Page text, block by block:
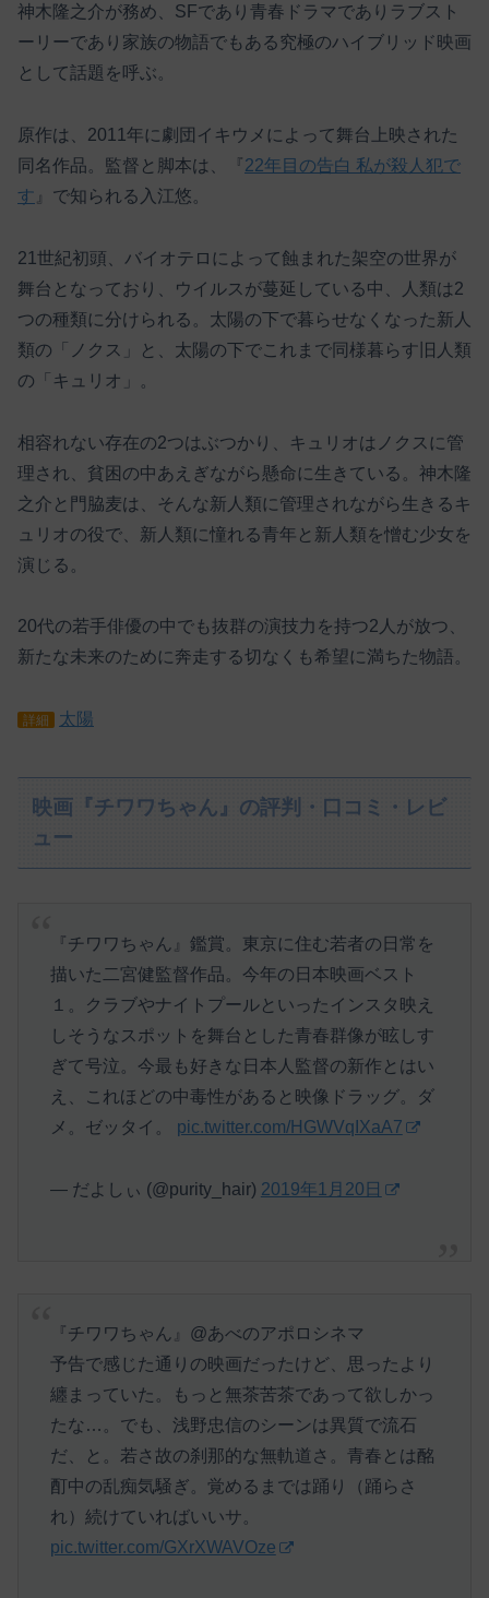
神木隆之介が務め、SFであり青春ドラマでありラブスト
ーリーであり家族の物語でもある究極のハイブリッド映画
として話題を呼ぶ。
原作は、2011年に劇団イキウメによって舞台上映された
同名作品。監督と脚本は、『22年目の告白 私が殺人犯で
す 』で知られる入江悠。
21世紀初頭、バイオテロによって蝕まれた架空の世界が
舞台となっており、ウイルスが蔓延している中、人類は2
つの種類に分けられる。太陽の下で暮らせなくなった新人
類の「ノクス」と、太陽の下でこれまで同様暮らす旧人類
の「キュリオ」。
相容れない存在の2つはぶつかり、キュリオはノクスに管
理され、貧困の中あえぎながら懸命に生きている。神木隆
之介と門脇麦は、そんな新人類に管理されながら生きるキ
ュリオの役で、新人類に憧れる青年と新人類を憎む少女を
演じる。
20代の若手俳優の中でも抜群の演技力を持つ2人が放つ、
新たな未来のために奔走する切なくも希望に満ちた物語。
詳細 太陽
映画『チワワちゃん』の評判・口コミ・レビ
ュー
『チワワちゃん』鑑賞。東京に住む若者の日常を
描いた二宮健監督作品。今年の日本映画ベスト
１。クラブやナイトプールといったインスタ映え
しそうなスポットを舞台とした青春群像が眩しす
ぎて号泣。今最も好きな日本人監督の新作とはい
え、これほどの中毒性があると映像ドラッグ。ダ
メ。ゼッタイ。 pic.twitter.com/HGWVqIXaA7
— だよしぃ (@purity_hair) 2019年1月20日
『チワワちゃん』@あべのアポロシネマ
予告で感じた通りの映画だったけど、思ったより
纏まっていた。もっと無茶苦茶であって欲しかっ
たな…。でも、浅野忠信のシーンは異質で流石
だ、と。若さ故の刹那的な無軌道さ。青春とは酩
酊中の乱痴気騒ぎ。覚めるまでは踊り（踊らさ
れ）続けていればいいサ。
pic.twitter.com/GXrXWAVOze